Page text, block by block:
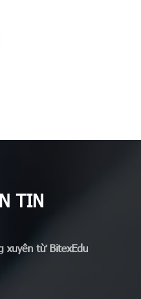
TIN
xuyên từ BitexEdu